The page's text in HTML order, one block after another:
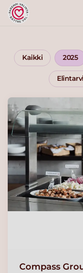
Kaikki 2025
Compass